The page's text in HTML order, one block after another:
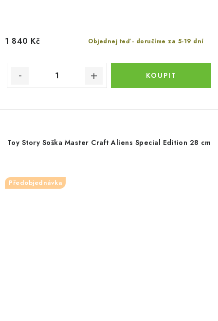
Objednej teď - doručíme za 5-19 dní
1 840 Kč
Toy Story Soška Master Craft Aliens Special Edition 28 cm
Předobjednávka